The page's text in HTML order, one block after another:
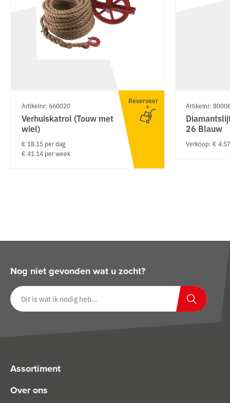
Artikelnr: 660020
Verhuiskatrol (Touw met
wiel)
€ 18.15 per dag
€ 41.14 per week
Reserveer
Artikelnr:
26 Blauw
Verkoop: € 4.57
Nog niet gevonden wat u zocht?
Zoeken op website
Zoeken
Assortiment
Over ons